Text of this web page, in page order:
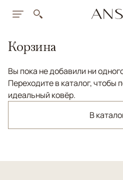
Корзина
Вы пока не добавили ни
Переходите в каталог, чтобы
идеальный ковёр.
В